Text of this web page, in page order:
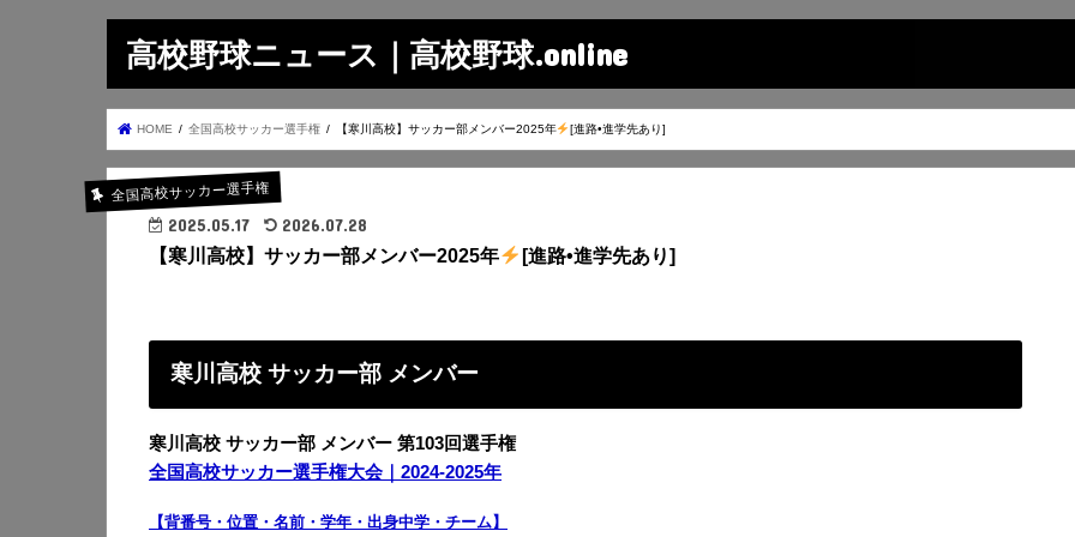
高校野球ニュース｜高校野球.online
HOME 全国高校サッカー選手権 【寒川高校】サッカー部メンバー2025年 [進路•進学先あり]
全国高校サッカー選手権
2025.05.17 2026.07.28
【寒川高校】サッカー部メンバー2025年 [進路•進学先あり]
寒川高校 サッカー部 メンバー
寒川高校 サッカー部 メンバー 第103回選手権
全国高校サッカー選手権大会｜2024-2025年
【背番号・位置・名前・学年・出身中学・チーム】